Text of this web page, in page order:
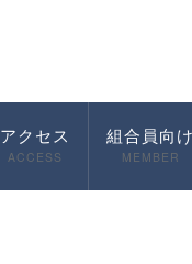
アクセス
ACCESS
組合員向け
MEMBER